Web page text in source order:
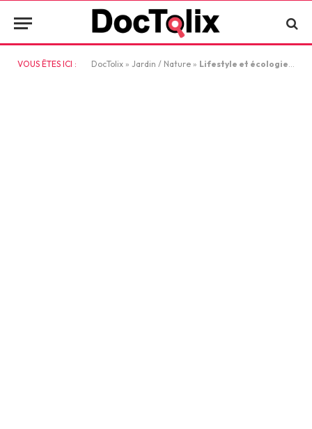
VOUS ÊTES ICI : DocTolix » Jardin / Nature » Lifestyle et écologie : entre illusion d’action et vraie dépossession